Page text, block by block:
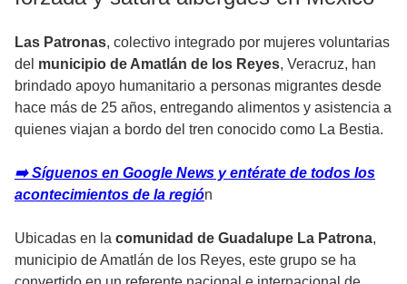
Las Patronas, colectivo integrado por mujeres voluntarias
del municipio de Amatlán de los Reyes, Veracruz, han
brindado apoyo humanitario a personas migrantes desde
hace más de 25 años, entregando alimentos y asistencia a
quienes viajan a bordo del tren conocido como La Bestia.
➡️ Síguenos en Google News y entérate de todos los
acontecimientos de la región
Ubicadas en la comunidad de Guadalupe La Patrona,
municipio de Amatlán de los Reyes, este grupo se ha